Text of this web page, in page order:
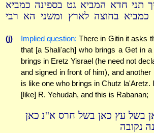
תני חדא המביא גט בספינה כמביא
כמביא בחוצה לארץ ומשני הא רבי
(j) Implied question: There in Gitin it asks
that [a Shali'ach] who brings a Get in
brings in Eretz Yisrael (he need not
and signed in front of him), and
is like one who brings in Chutz la'Aretz.
[like] R. Yehudah, and this is Rabanan;
בשל עץ כאן בשל חרס א''נ כאן
נקובה